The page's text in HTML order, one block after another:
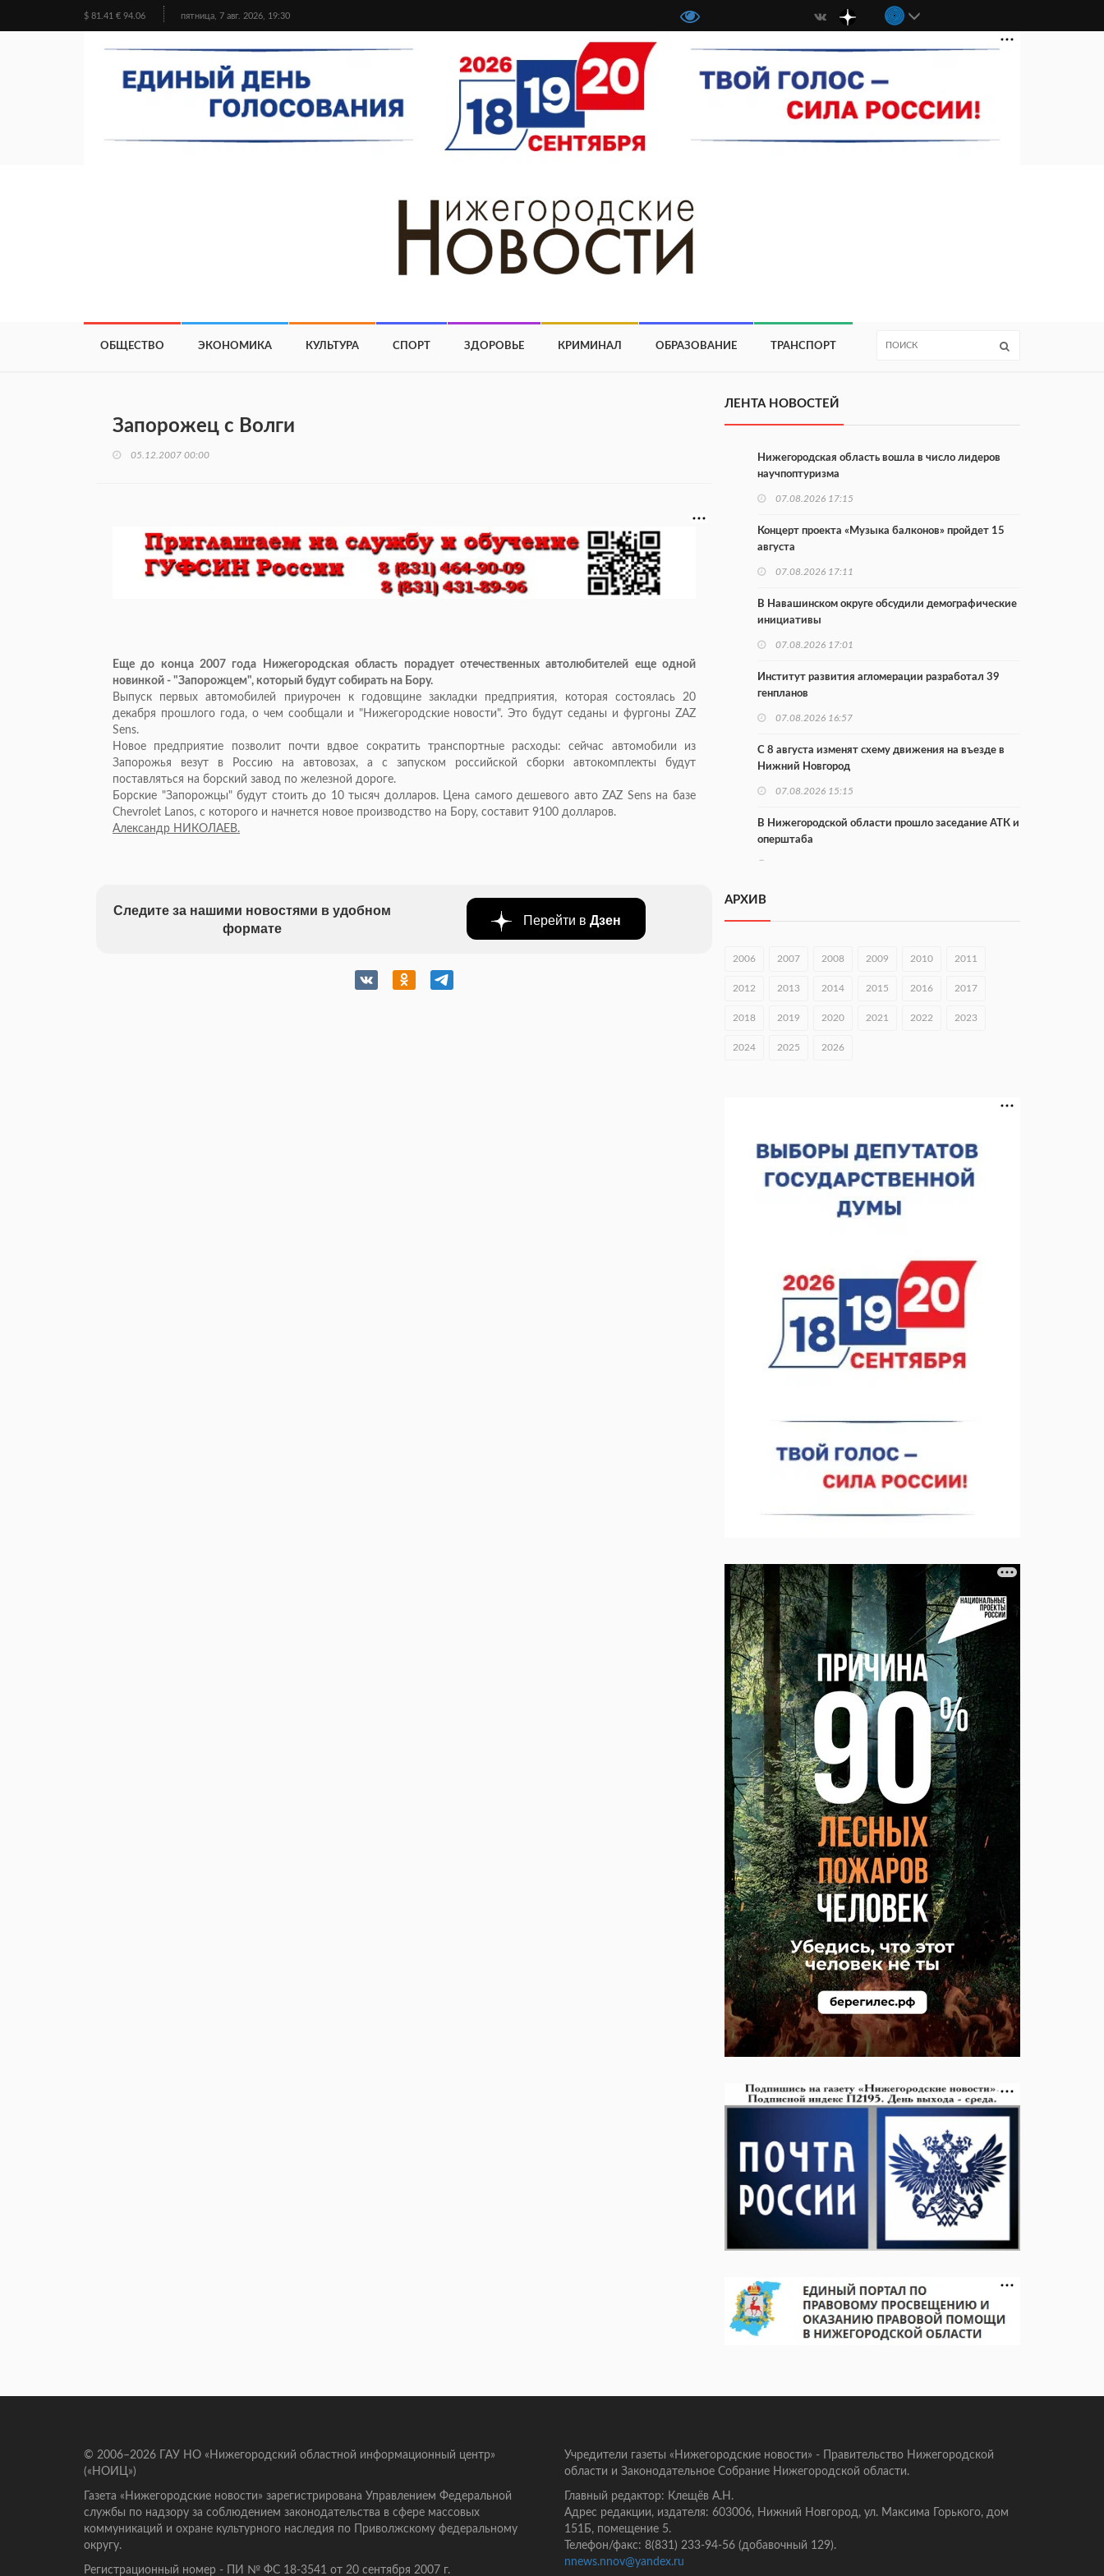
$ 81.41 € 94.06 пятница, 7 авг. 2026, 19:30
ОБЩЕСТВО ЭКОНОМИКА КУЛЬТУРА СПОРТ ЗДОРОВЬЕ КРИМИНАЛ ОБРАЗОВАНИЕ ТРАНСПОРТ
Запорожец с Волги
05.12.2007 00:00
Еще до конца 2007 года Нижегородская область порадует отечественных автолюбителей еще одной
новинкой - "Запорожцем", который будут собирать на Бору.
Выпуск первых автомобилей приурочен к годовщине закладки предприятия, которая состоялась 20
декабря прошлого года, о чем сообщали и "Нижегородские новости". Это будут седаны и фургоны ZAZ
Sens.
Новое предприятие позволит почти вдвое сократить транспортные расходы: сейчас автомобили из
Запорожья везут в Россию на автовозах, а с запуском российской сборки автокомплекты будут
поставляться на борский завод по железной дороге.
Борские "Запорожцы" будут стоить до 10 тысяч долларов. Цена самого дешевого авто ZAZ Sens на базе
Chevrolet Lanos, с которого и начнется новое производство на Бору, составит 9100 долларов.
Александр НИКОЛАЕВ.
Следите за нашими новостями в удобном
формате
Перейти в Дзен
ЛЕНТА НОВОСТЕЙ
Нижегородская область вошла в число лидеров
научпоптуризма
07.08.2026 17:15
Концерт проекта «Музыка балконов» пройдет 15
августа
07.08.2026 17:11
В Навашинском округе обсудили демографические
инициативы
07.08.2026 17:01
Институт развития агломерации разработал 39
генпланов
07.08.2026 16:57
С 8 августа изменят схему движения на въезде в
Нижний Новгород
07.08.2026 15:15
В Нижегородской области прошло заседание АТК и
оперштаба
В Чкаловске спустили на воду «Метеор-120Р»
07.08.2026 14:01
В Нижегородской области выбрали лучшего
07.08.2026 13:48
строителя
В Нижнем Новгороде прошло совещание
Росгвардии
07.08.2026 12:04
Кратковременные перерывы вещания
телерадиопрограмм ожидаются в Нижнем
Новгороде до 16 августа в связи с покраской
телебашни
07.08.2026 11:20
АРХИВ
2006 2007 2008 2009 2010 2011
2012 2013 2014 2015 2016 2017
2018 2019 2020 2021 2022 2023
2024 2025 2026
© 2006–2026 ГАУ НО «Нижегородский областной информационный центр»
(«НОИЦ»)
Газета «Нижегородские новости» зарегистрирована Управлением Федеральной
службы по надзору за соблюдением законодательства в сфере массовых
коммуникаций и охране культурного наследия по Приволжскому федеральному
округу.
Регистрационный номер - ПИ № ФС 18-3541 от 20 сентября 2007 г.
Учредители газеты «Нижегородские новости» - Правительство Нижегородской
области и Законодательное Собрание Нижегородской области.
Главный редактор: Клещёв А.Н.
Адрес редакции, издателя: 603006, Нижний Новгород, ул. Максима Горького, дом
151Б, помещение 5.
Телефон/факс: 8(831) 233-94-56 (добавочный 129).
nnews.nnov@yandex.ru